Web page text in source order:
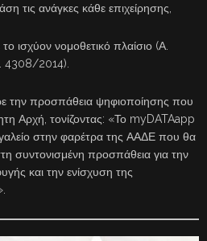
τις ανάγκες κάθε επιχείρησης,
ισχύον νομοθετικό πλαίσιο (Α.
4308/2014).
την προσπάθεια ψηφιοποίησης που
Αρχή, τονίζοντας: «Το myDATAapp
στην φαρέτρα της ΑΑΔΕ που θα
συντονισμένη προσπάθεια για την
και την ενίσχυση της